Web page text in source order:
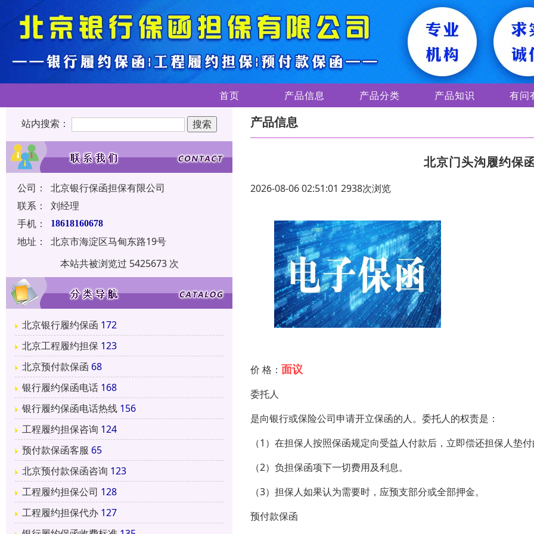
首页 产品信息 产品分类 产品知识 有问
站内搜索：
公司：
北京银行保函担保有限公司
联系：
刘经理
手机：
18618160678
地址：
北京市海淀区马甸东路19号
本站共被浏览过 5425673 次
北京银行履约保函 172
北京工程履约担保 123
北京预付款保函 68
银行履约保函电话 168
银行履约保函电话热线 156
工程履约担保咨询 124
预付款保函客服 65
北京预付款保函咨询 123
工程履约担保公司 128
工程履约担保代办 127
产品信息
北京门头沟履约保
2026-08-06 02:51:01 2938次浏览
价 格： 面议
委托人
是向银行或保险公司申请开立保函的人。委托人的权责是：
（1）在担保人按照保函规定向受益人付款后，立即偿还担保人垫
（2）负担保函项下一切费用及利息。
（3）担保人如果认为需要时，应预支部分或全部押金。
预付款保函